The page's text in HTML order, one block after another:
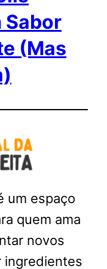
Sabor
(Mas
um espaço
quem ama
novos
ingredientes